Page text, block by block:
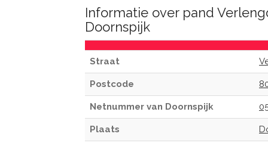
Informatie over pand
Doornspijk
Straat
Postcode
Netnummer van Doornspijk
Plaats